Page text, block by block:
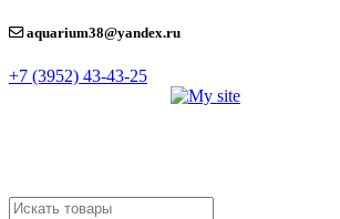
aquarium38@yandex.ru
+7 (3952) 43-43-25